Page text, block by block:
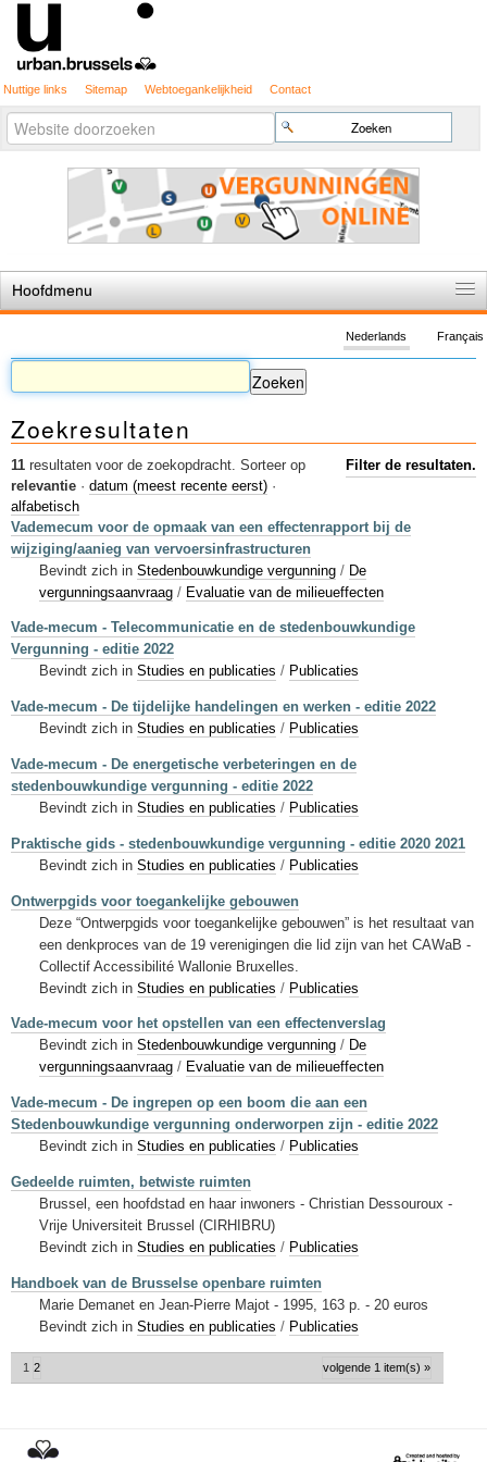
Nuttige links Sitemap Webtoegankelijkheid Contact
Zoek
Geavanceerd
zoeken...
Hoofdmenu
De spelregels
Stedenbouwkundige vergunning
Cartografie
Studies en publicaties
Sleutelwoorden
Stedenbouwkundige inlichtingen
Français
Nederlands
Zoekresultaten
11 resultaten voor de zoekopdracht. Filter de resultaten.
Sorteer op
relevantie · datum (meest recente eerst) ·
alfabetisch
Vademecum voor de opmaak van een effectenrapport bij de
wijziging/aanieg van vervoersinfrastructuren
Bevindt zich in Stedenbouwkundige vergunning / De
vergunningsaanvraag / Evaluatie van de milieueffecten
Vade-mecum - Telecommunicatie en de stedenbouwkundige
Vergunning - editie 2022
Bevindt zich in Studies en publicaties / Publicaties
Vade-mecum - De tijdelijke handelingen en werken - editie 2022
Bevindt zich in Studies en publicaties / Publicaties
Vade-mecum - De energetische verbeteringen en de
stedenbouwkundige vergunning - editie 2022
Bevindt zich in Studies en publicaties / Publicaties
Praktische gids - stedenbouwkundige vergunning - editie 2020 2021
Bevindt zich in Studies en publicaties / Publicaties
Ontwerpgids voor toegankelijke gebouwen
Deze “Ontwerpgids voor toegankelijke gebouwen” is het resultaat van
een denkproces van de 19 verenigingen die lid zijn van het CAWaB -
Collectif Accessibilité Wallonie Bruxelles.
Bevindt zich in Studies en publicaties / Publicaties
Vade-mecum voor het opstellen van een effectenverslag
Bevindt zich in Stedenbouwkundige vergunning / De
vergunningsaanvraag / Evaluatie van de milieueffecten
Vade-mecum - De ingrepen op een boom die aan een
Stedenbouwkundige vergunning onderworpen zijn - editie 2022
Bevindt zich in Studies en publicaties / Publicaties
Gedeelde ruimten, betwiste ruimten
Brussel, een hoofdstad en haar inwoners - Christian Dessouroux -
Vrije Universiteit Brussel (CIRHIBRU)
Bevindt zich in Studies en publicaties / Publicaties
Handboek van de Brusselse openbare ruimten
Marie Demanet en Jean-Pierre Majot - 1995, 163 p. - 20 euros
Bevindt zich in Studies en publicaties / Publicaties
volgende 1 item(s) »
1 2